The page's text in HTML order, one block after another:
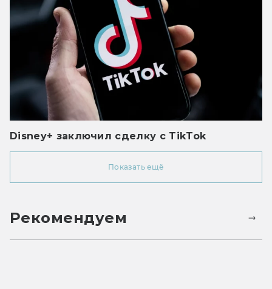
Disney+ заключил сделку с TikTok
Показать ещё
Рекомендуем